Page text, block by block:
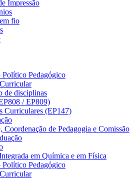
Impressão
fio
Político Pedagógico
de disciplinas
/ EP809)
Curriculares (EP147)
Coordenação de Pedagogia e Comissão
em Química e em Física
Político Pedagógico